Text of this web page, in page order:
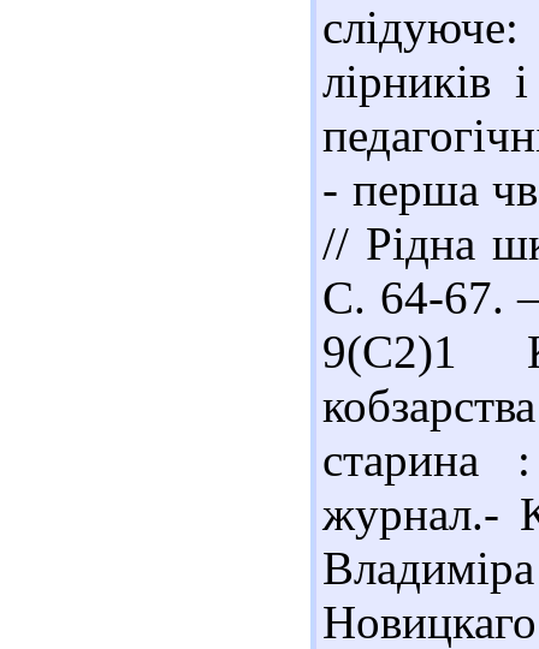
лірників
- перша
// Рідна
С. 64-67.
9(С2)1
старина
журнал.-